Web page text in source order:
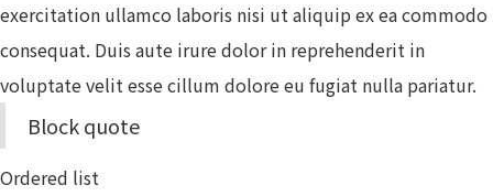
exercitation ullamco laboris nisi ut aliquip ex ea commodo
consequat. Duis aute irure dolor in reprehenderit in
voluptate velit esse cillum dolore eu fugiat nulla pariatur.
Block quote
Ordered list